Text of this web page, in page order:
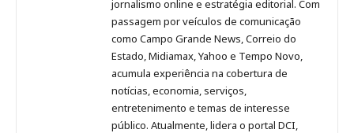
PinterestLinkedInInstagram
FacebookMalagolini
jornalismo online e estratégia editorial. Com
passagem por veículos de comunicação
como Campo Grande News, Correio do
Estado, Midiamax, Yahoo e Tempo Novo,
acumula experiência na cobertura de
notícias, economia, serviços,
entretenimento e temas de interesse
público. Atualmente, lidera o portal DCI,